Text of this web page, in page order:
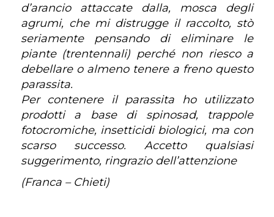
d’arancio attaccate dalla, mosca degli
agrumi, che mi distrugge il raccolto, stò
seriamente pensando di eliminare le
piante (trentennali) perché non riesco a
debellare o almeno tenere a freno questo
parassita.
Per contenere il parassita ho utilizzato
prodotti a base di spinosad, trappole
fotocromiche, insetticidi biologici, ma con
scarso successo. Accetto qualsiasi
suggerimento, ringrazio dell’attenzione
(Franca – Chieti)